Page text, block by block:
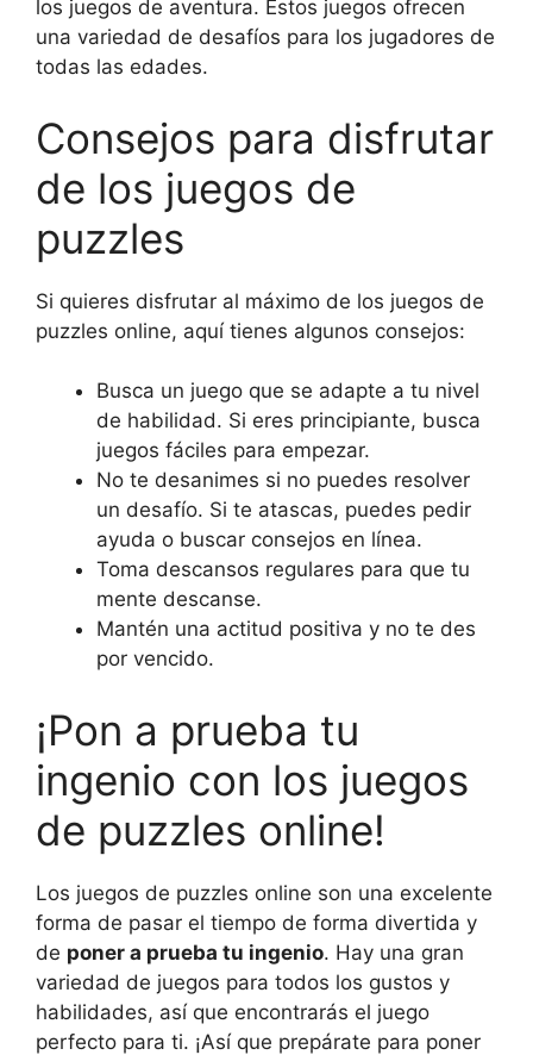
los juegos de aventura. Estos juegos ofrecen
una variedad de desafíos para los jugadores de
todas las edades.
Consejos para disfrutar
de los juegos de
puzzles
Si quieres disfrutar al máximo de los juegos de
puzzles online, aquí tienes algunos consejos:
Busca un juego que se adapte a tu nivel
de habilidad. Si eres principiante, busca
juegos fáciles para empezar.
No te desanimes si no puedes resolver
un desafío. Si te atascas, puedes pedir
ayuda o buscar consejos en línea.
Toma descansos regulares para que tu
mente descanse.
Mantén una actitud positiva y no te des
por vencido.
¡Pon a prueba tu
ingenio con los juegos
de puzzles online!
Los juegos de puzzles online son una excelente
forma de pasar el tiempo de forma divertida y
de poner a prueba tu ingenio. Hay una gran
variedad de juegos para todos los gustos y
habilidades, así que encontrarás el juego
perfecto para ti. ¡Así que prepárate para poner